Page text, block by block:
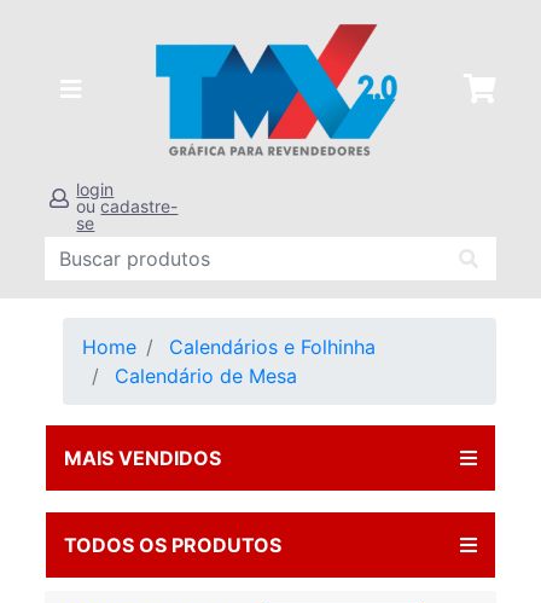
login
oucadastre-
se
Home
Calendários e Folhinha
Calendário de Mesa
MAIS VENDIDOS
TODOS OS PRODUTOS